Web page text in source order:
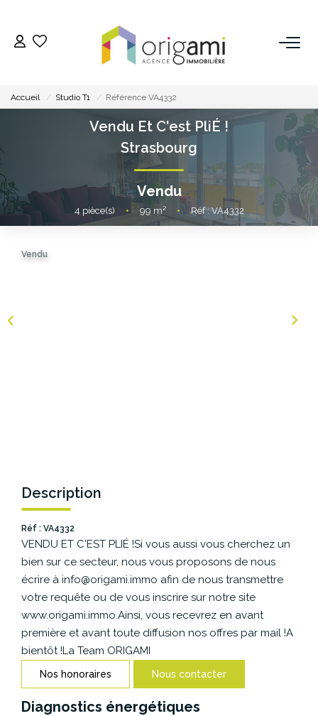
ACHETER
LOUER
VENDRE
ESPACE BAILLEURS
ESPACE VENDEUR
CONTACT
Accueil Studio T1 Référence VA4332
Vendu Et C'est PliÉ !
Strasbourg
Vendu
4pièce(s) • 99 m² • Réf : VA4332
Vendu
Description
Réf : VA4332
VENDU ET C'EST PLIÉ !Si vous aussi vous cherchez un
bien sur ce secteur, nous vous proposons de nous
écrire à info@origami.immo afin de nous transmettre
votre requête ou de vous inscrire sur notre site
www.origami.immo.Ainsi, vous recevrez en avant
première et avant toute diffusion nos offres par mail !A
bientôt !La Team ORIGAMI
Nos honoraires Nous contacter
Diagnostics énergétiques